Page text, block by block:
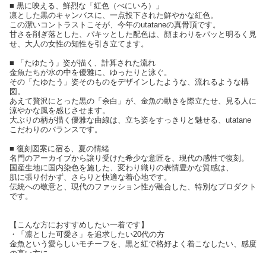
■ 黒に映える、鮮烈な「紅色（べにいろ）」
凛とした黒のキャンバスに、一点投下された鮮やかな紅色。
この潔いコントラストこそが、今年のutataneの真骨頂です。
甘さを削ぎ落とした、パキッとした配色は、顔まわりをパッと明るく見
せ、大人の女性の知性を引き立てます。
■ 「たゆたう」姿が描く、計算された流れ
金魚たちが水の中を優雅に、ゆったりと泳ぐ。
その「たゆたう」姿そのものをデザインしたような、流れるような構
図。
あえて贅沢にとった黒の「余白」が、金魚の動きを際立たせ、見る人に
涼やかな風を感じさせます。
大ぶりの柄が描く優雅な曲線は、立ち姿をすっきりと魅せる、utatane
こだわりのバランスです。
■ 復刻図案に宿る、夏の情緒
名門のアーカイブから譲り受けた希少な意匠を、現代の感性で復刻。
国産生地に国内染色を施した、変わり織りの表情豊かな質感は、
肌に張り付かず、さらりと快適な着心地です。
伝統への敬意と、現代のファッション性が融合した、特別なプロダクト
です。
【こんな方におすすめしたい一着です】
・「凛とした可愛さ」を追求したい20代の方
金魚という愛らしいモチーフを、黒と紅で格好よく着こなしたい、感度